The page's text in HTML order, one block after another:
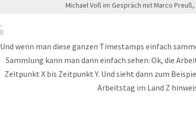
Michael Voß im Gespräch mit Marco
Und wenn man diese ganzen Timestamps einfach
Sammlung kann man dann einfach sehen: Ok, die
Zeitpunkt X bis Zeitpunkt Y. Und sieht dann zum
Arbeitstag im Land Z